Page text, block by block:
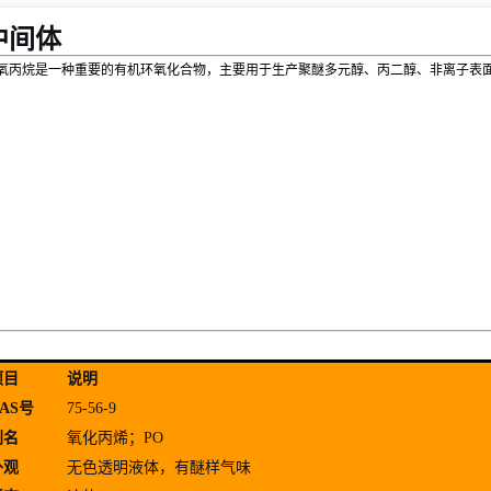
间体
丙烷是一种重要的有机环氧化合物，主要用于生产聚醚多元醇、丙二醇、非离子表
说明
号
75-56-9
名
氧化丙烯；PO
观
无色透明液体，有醚样气味